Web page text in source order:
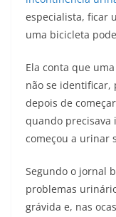
especialista, ficar
uma bicicleta
Ela conta que
não se
depois de
quando precisava
começou a urinar
Segundo o jornal
problemas
grávida e, nas